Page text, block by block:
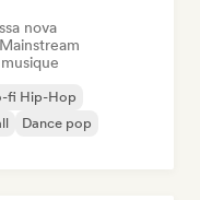
nova
fi Hip-Hop
Dance pop